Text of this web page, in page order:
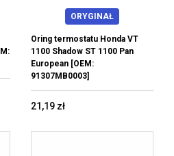
ORYGINAŁ
Oring termostatu Honda VT
1100 Shadow ST 1100 Pan
European [OEM:
91307MB0003]
21,19 zł